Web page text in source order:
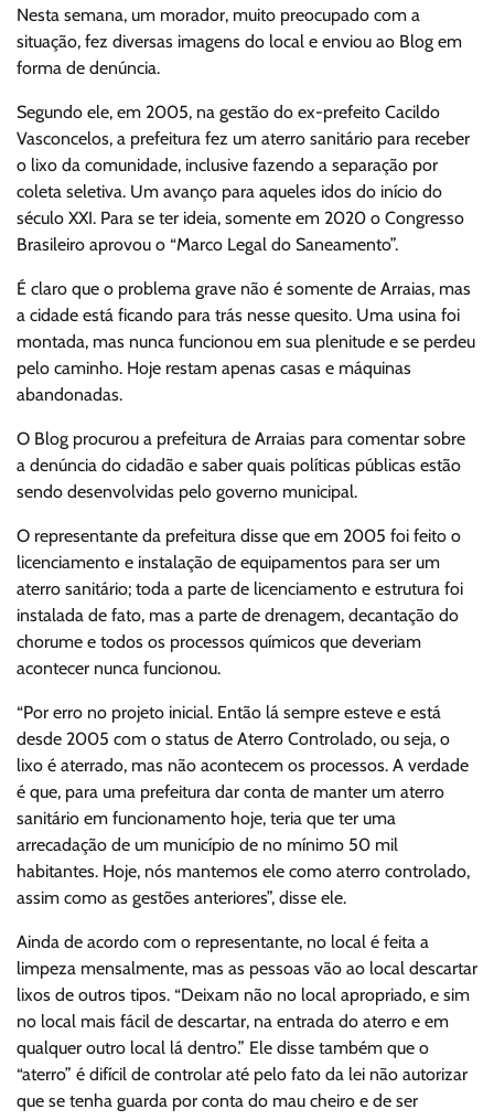
Nesta semana, um morador, muito preocupado com a
situação, fez diversas imagens do local e enviou ao Blog em
forma de denúncia.
Segundo ele, em 2005, na gestão do ex-prefeito Cacildo
Vasconcelos, a prefeitura fez um aterro sanitário para receber
o lixo da comunidade, inclusive fazendo a separação por
coleta seletiva. Um avanço para aqueles idos do início do
século XXI. Para se ter ideia, somente em 2020 o Congresso
Brasileiro aprovou o “Marco Legal do Saneamento”.
É claro que o problema grave não é somente de Arraias, mas
a cidade está ficando para trás nesse quesito. Uma usina foi
montada, mas nunca funcionou em sua plenitude e se perdeu
pelo caminho. Hoje restam apenas casas e máquinas
abandonadas.
O Blog procurou a prefeitura de Arraias para comentar sobre
a denúncia do cidadão e saber quais políticas públicas estão
sendo desenvolvidas pelo governo municipal.
O representante da prefeitura disse que em 2005 foi feito o
licenciamento e instalação de equipamentos para ser um
aterro sanitário; toda a parte de licenciamento e estrutura foi
instalada de fato, mas a parte de drenagem, decantação do
chorume e todos os processos químicos que deveriam
acontecer nunca funcionou.
“Por erro no projeto inicial. Então lá sempre esteve e está
desde 2005 com o status de Aterro Controlado, ou seja, o
lixo é aterrado, mas não acontecem os processos. A verdade
é que, para uma prefeitura dar conta de manter um aterro
sanitário em funcionamento hoje, teria que ter uma
arrecadação de um município de no mínimo 50 mil
habitantes. Hoje, nós mantemos ele como aterro controlado,
assim como as gestões anteriores”, disse ele.
Ainda de acordo com o representante, no local é feita a
limpeza mensalmente, mas as pessoas vão ao local descartar
lixos de outros tipos. “Deixam não no local apropriado, e sim
no local mais fácil de descartar, na entrada do aterro e em
qualquer outro local lá dentro.” Ele disse também que o
“aterro” é difícil de controlar até pelo fato da lei não autorizar
que se tenha guarda por conta do mau cheiro e de ser